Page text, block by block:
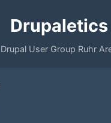
Drupaletics
Drupal User Group Ruhr